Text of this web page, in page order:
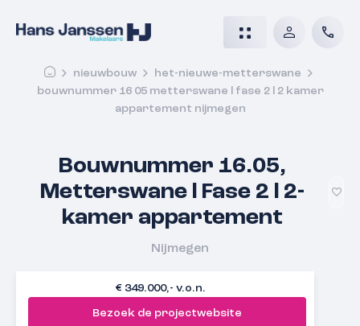
nieuwbouw
het-nieuwe-metterswane
bouwnummer 16 05 metterswane l fase 2 l 2 kamer
appartement nijmegen
Bouwnummer 16.05,
Metterswane l Fase 2 l 2-
kamer appartement
Nijmegen
€ 349.000,- v.o.n.
Bezoek de projectwebsite